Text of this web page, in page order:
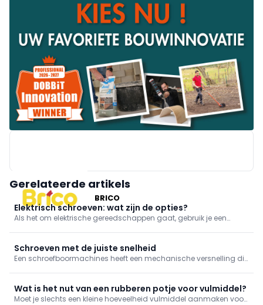
BRICO
Gerelateerde artikels
Elektrisch schroeven: wat zijn de opties?
Als het om elektrische gereedschappen gaat, gebruik je een
van pas komen.
Schroeven met de juiste snelheid
Een schroefboormachines heeft een mechanische versnelling die
Wat is het nut van een rubberen potje voor vulmiddel?
Moet je slechts een kleine hoeveelheid vulmiddel aanmaken voor